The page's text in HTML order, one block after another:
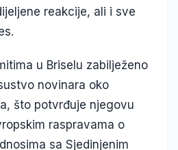
reakcije, ali i sve
u Briselu zabilježeno
novinara oko
što potvrđuje njegovu
raspravama o
sa Sjedinjenim